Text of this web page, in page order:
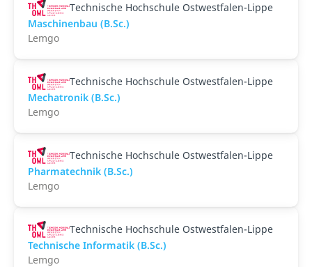
Technische Hochschule Ostwestfalen-Lippe
Maschinenbau (B.Sc.)
Lemgo
Technische Hochschule Ostwestfalen-Lippe
Mechatronik (B.Sc.)
Lemgo
Technische Hochschule Ostwestfalen-Lippe
Pharmatechnik (B.Sc.)
Lemgo
Technische Hochschule Ostwestfalen-Lippe
Technische Informatik (B.Sc.)
Lemgo